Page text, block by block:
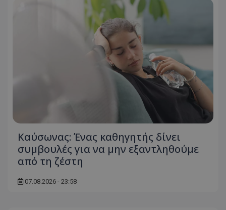
Kαύσωνας: Ένας καθηγητής δίνει
συμβουλές για να μην εξαντληθούμε
από τη ζέστη
07.08.2026 - 23:58